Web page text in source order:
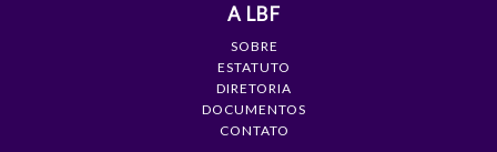
A LBF
SOBRE
ESTATUTO
DIRETORIA
DOCUMENTOS
CONTATO